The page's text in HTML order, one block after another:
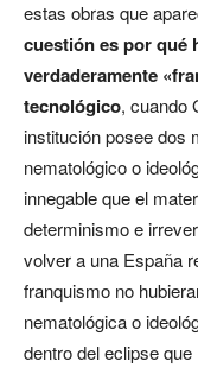
estas obras que
cuestión es por qué
verdaderamente
tecnológico, cuando
institución posee dos
nematológico o
innegable que el
determinismo e
volver a una España
franquismo no
nematológica o
dentro del eclipse